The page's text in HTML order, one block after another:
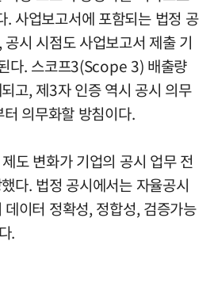
. 사업보고서에 포함되는 법정 공
시 시점도 사업보고서 제출 기
다. 스코프3(Scope 3) 배출량
고, 제3자 인증 역시 공시 의무
의무화할 방침이다.
도 변화가 기업의 공시 업무 전
다. 법정 공시에서는 자율공시
이터 정확성, 정합성, 검증가능
.